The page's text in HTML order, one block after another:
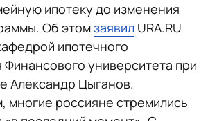
ипотеку до изменения
Об этомзаявил URA.RU
ипотечного
Финансового университета при
Александр Цыганов.
многие россияне стремились